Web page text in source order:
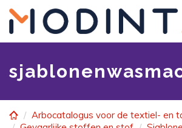
main
content
Arbocatalogus voor de textiel- en